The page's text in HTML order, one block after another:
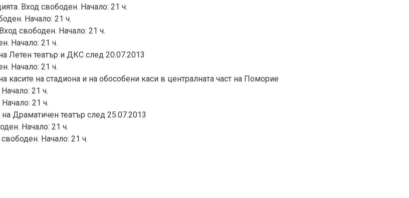
Вход свободен. Начало: 21 ч.
Начало: 21 ч.
свободен. Начало: 21 ч.
Начало: 21 ч.
Летен театър и ДКС след 20.07.2013
Начало: 21 ч.
на стадиона и на обособени каси в централната част на Поморие
21 ч.
21 ч.
Драматичен театър след 25.07.2013
Начало: 21 ч.
Начало: 21 ч.